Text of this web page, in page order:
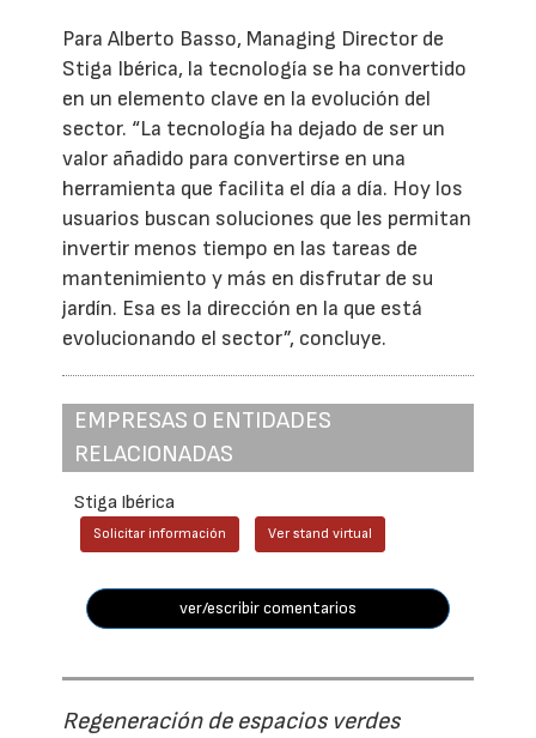
Para Alberto Basso, Managing Director de
Stiga Ibérica, la tecnología se ha convertido
en un elemento clave en la evolución del
sector. “La tecnología ha dejado de ser un
valor añadido para convertirse en una
herramienta que facilita el día a día. Hoy los
usuarios buscan soluciones que les permitan
invertir menos tiempo en las tareas de
mantenimiento y más en disfrutar de su
jardín. Esa es la dirección en la que está
evolucionando el sector”, concluye.
EMPRESAS O ENTIDADES
RELACIONADAS
Stiga Ibérica
Solicitar información Ver stand virtual
ver/escribir comentarios
Regeneración de espacios verdes